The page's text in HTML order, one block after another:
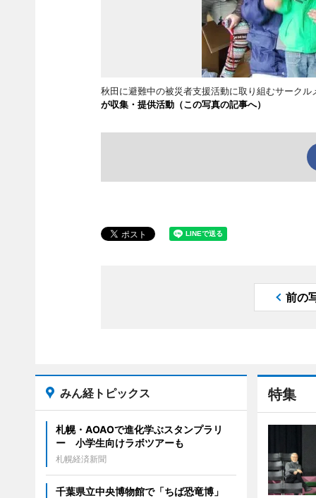
秋田に避難中の被災者支援活動に取り組むサークル
が収集・提供活動（この写真の記事へ）
前の
特集
みん経トピックス
札幌・AOAOで進化学ぶスタンプラリ
ー 小学生向けラボツアーも
札幌経済新聞
千葉県立中央博物館で「ちば恐竜博」